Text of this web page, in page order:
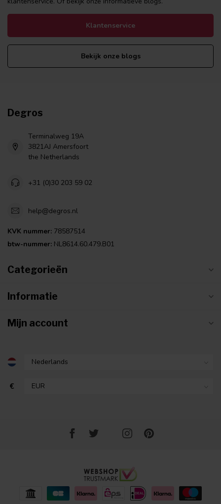
Klantenservice
Bekijk onze blogs
Degros
Terminalweg 19A
3821AJ Amersfoort
the Netherlands
+31 (0)30 203 59 02
help@degros.nl
KVK nummer: 78587514
btw-nummer: NL8614.60.479.B01
Categorieën
Informatie
Mijn account
€